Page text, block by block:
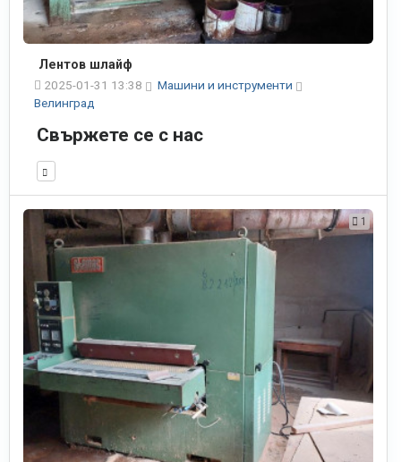
Лентов шлайф
2025-01-31 13:38
Машини и инструменти
Велинград
Свържете се с нас
1